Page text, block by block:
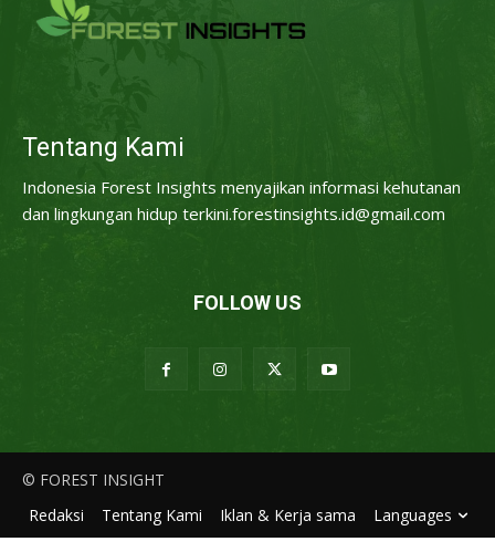
Tentang Kami
Indonesia Forest Insights menyajikan informasi kehutanan
dan lingkungan hidup terkini.forestinsights.id@gmail.com
FOLLOW US
© FOREST INSIGHT
Redaksi
Tentang Kami Iklan & Kerja sama Languages